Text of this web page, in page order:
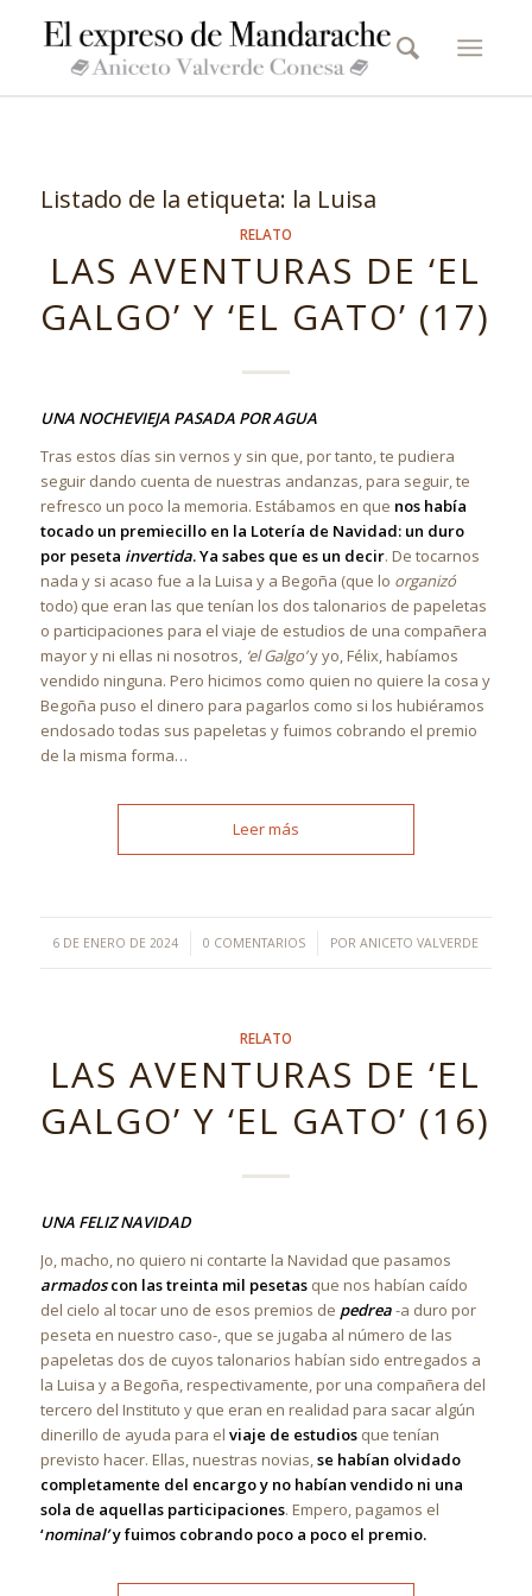
Listado de la etiqueta: la Luisa
RELATO
LAS AVENTURAS DE ‘EL
GALGO’ Y ‘EL GATO’ (17)
UNA NOCHEVIEJA PASADA POR AGUA
Tras estos días sin vernos y sin que, por tanto, te pudiera
seguir dando cuenta de nuestras andanzas, para seguir, te
refresco un poco la memoria. Estábamos en que nos había
tocado un premiecillo en la Lotería de Navidad: un duro
por peseta invertida. Ya sabes que es un decir. De tocarnos
nada y si acaso fue a la Luisa y a Begoña (que lo organizó
todo) que eran las que tenían los dos talonarios de papeletas
o participaciones para el viaje de estudios de una compañera
mayor y ni ellas ni nosotros, ‘el Galgo’y yo, Félix, habíamos
vendido ninguna. Pero hicimos como quien no quiere la cosa y
Begoña puso el dinero para pagarlos como si los hubiéramos
endosado todas sus papeletas y fuimos cobrando el premio
de la misma forma…
Leer más
6 DE ENERO DE 2024
/ 0 COMENTARIOS
/ PORANICETO VALVERDE
RELATO
LAS AVENTURAS DE ‘EL
GALGO’ Y ‘EL GATO’ (16)
UNA FELIZ NAVIDAD
Jo, macho, no quiero ni contarte la Navidad que pasamos
armadoscon las treinta mil pesetasque nos habían caído
del cielo al tocar uno de esos premios de pedrea-a duro por
peseta en nuestro caso-, que se jugaba al número de las
papeletas dos de cuyos talonarios habían sido entregados a
la Luisa y a Begoña, respectivamente, por una compañera del
tercero del Instituto y que eran en realidad para sacar algún
dinerillo de ayuda para el viaje de estudiosque tenían
previsto hacer. Ellas, nuestras novias,se habían olvidado
completamente del encargo y no habían vendido ni una
sola de aquellas participaciones. Empero, pagamos el
‘nominal’y fuimos cobrando poco a poco el premio.